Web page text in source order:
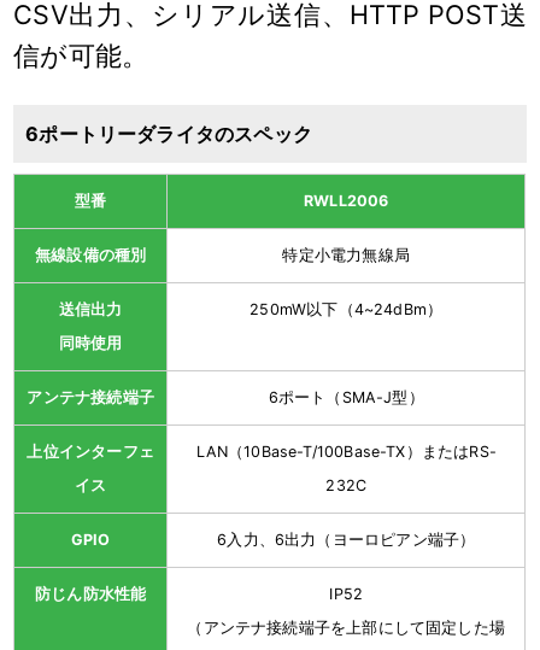
CSV出力、シリアル送信、HTTP POST送
信が可能。
6ポートリーダライタのスペック
型番 RWLL2006
無線設備の種別 特定小電力無線局
送信出力
同時使用
250mW以下（4~24dBm）
アンテナ接続端子 6ポート（SMA-J型）
上位インターフェ
イス
LAN（10Base-T/100Base-TX）またはRS-
232C
GPIO 6入力、6出力（ヨーロピアン端子）
防じん防水性能
IP52
（アンテナ接続端子を上部にして固定した場